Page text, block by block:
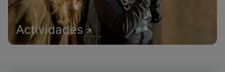
Actividades